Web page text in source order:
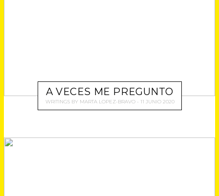
A VECES ME PREGUNTO
WRITINGSBY MARTA LOPEZ-BRAVO 11 JUNIO 2020